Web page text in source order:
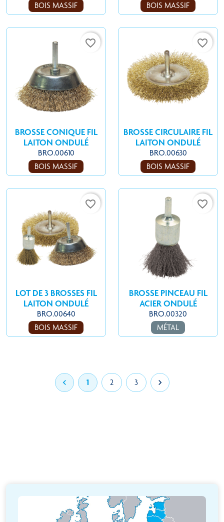
BOIS MASSIF
BOIS MASSIF
favorite_border
BROSSE CONIQUE FIL
LAITON ONDULÉ
BRO.00610
BOIS MASSIF
favorite_border
BROSSE CIRCULAIRE FIL
LAITON ONDULÉ
BRO.00630
BOIS MASSIF
favorite_border
LOT DE 3 BROSSES FIL
LAITON ONDULÉ
BRO.00640
BOIS MASSIF
favorite_border
BROSSE PINCEAU FIL
ACIER ONDULÉ
BRO.00320
MÉTAL
 1 2 3 